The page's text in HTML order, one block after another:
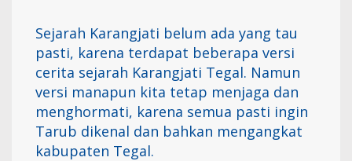
Sejarah Karangjati belum ada yang tau
pasti, karena terdapat beberapa versi
cerita sejarah Karangjati Tegal. Namun
versi manapun kita tetap menjaga dan
menghormati, karena semua pasti ingin
Tarub dikenal dan bahkan mengangkat
kabupaten Tegal.